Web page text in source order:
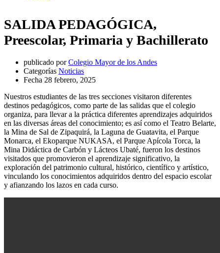
SALIDA PEDAGÓGICA,
Preescolar, Primaria y Bachillerato
publicado por Colegio Mayor de los Andes
Categorías Noticias
Fecha 28 febrero, 2025
Nuestros estudiantes de las tres secciones visitaron diferentes
destinos pedagógicos, como parte de las salidas que el colegio
organiza, para llevar a la práctica diferentes aprendizajes adquiridos
en las diversas áreas del conocimiento; es así como el Teatro Belarte,
la Mina de Sal de Zipaquirá, la Laguna de Guatavita, el Parque
Monarca, el Ekoparque NUKASA, el Parque Apícola Torca, la
Mina Didáctica de Carbón y Lácteos Ubaté, fueron los destinos
visitados que promovieron el aprendizaje significativo, la
exploración del patrimonio cultural, histórico, científico y artístico,
vinculando los conocimientos adquiridos dentro del espacio escolar
y afianzando los lazos en cada curso.